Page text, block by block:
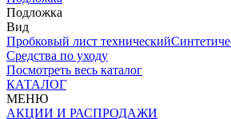
Подложка
Вид
Пробковый лист технический
Средства по уходу
Посмотреть весь каталог
КАТАЛОГ
МЕНЮ
АКЦИИ И РАСПРОДАЖИ